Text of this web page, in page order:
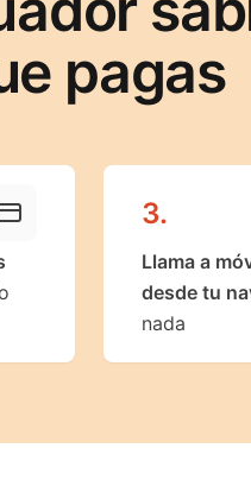
pagas
3.
Llama a
desde tu
nada